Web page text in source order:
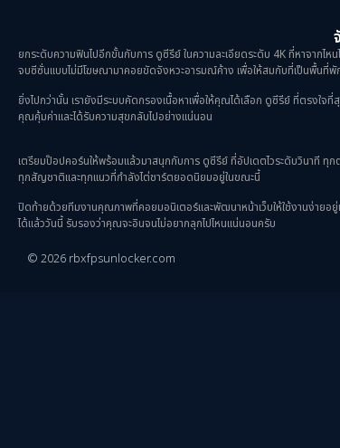
ยกระดับความฟินไปอีกขั้นกับการ ดูซีรีย์ ในความละเอียดระดับ 4K ที่หาจาก
จบซีซั่นแบบไม่มีโฆษณามาคอยขัดจังหวะอารมณ์ค้าง เพื่อให้สมกับที่เป็นพื้นที่
ยิ่งไปกว่านั้น เรายังมีระบบคัดกรองเนื้อหาเพื่อให้คุณได้เลือก ดูซีรีย์ ที่ตรงใจ
คุณคุ้มค่าและได้รับความสุขกลับไปอย่างแน่นอน
เตรียมป๊อปคอร์นให้พร้อมแล้วมาสนุกกับการ ดูซีรีย์ ที่อัปเดตไวระดับวินาที ทุ
ทุกสัญชาติและทุกแนวที่กำลังไต่ชาร์ตยอดนิยมอยู่ในขณะนี้
ปิดท้ายด้วยทีมงานคุณภาพที่คอยมอนิเตอร์และพัฒนาหน้าเว็บให้ใช้งานง่ายอ
ได้แล้ววันนี้ รับรองว่าคุณจะอินจนไม่อยากลุกไปไหนแน่นอนครับ
© 2026 rbxfpsunlocker.com